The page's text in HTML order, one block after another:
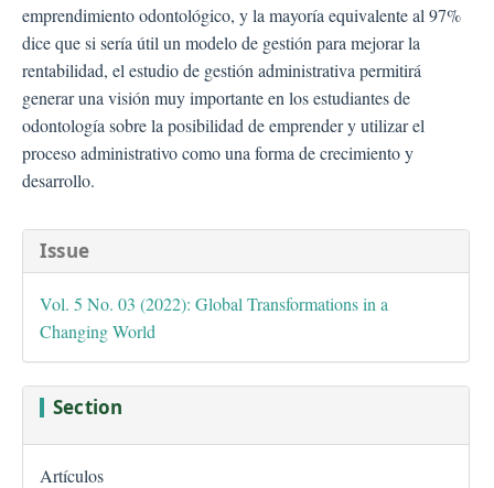
emprendimiento odontológico, y la mayoría equivalente al 97%
dice que si sería útil un modelo de gestión para mejorar la
rentabilidad, el estudio de gestión administrativa permitirá
generar una visión muy importante en los estudiantes de
odontología sobre la posibilidad de emprender y utilizar el
proceso administrativo como una forma de crecimiento y
desarrollo.
Issue
Vol. 5 No. 03 (2022): Global Transformations in a
Changing World
Section
Artículos